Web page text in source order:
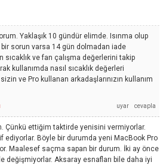
Yaklaşık 10 gündür elimde. Isınma olup
sorun varsa 14 gün dolmadan iade
ve fan çalışma değerlerini takip
kullanımda nasıl sıcaklık değerleri
ve Pro kullanan arkadaşlarınızın kullanım
Çünkü ettiğim taktirde yenisini vermiyorlar.
Böyle bir durumda yeni MacBook Pro
Maalesef saçma sapan bir durum. İki ay önce
değişmiyorlar. Aksaray esnafları bile daha iyi